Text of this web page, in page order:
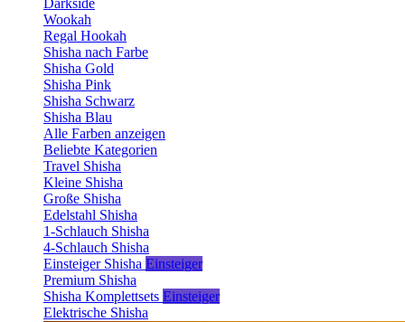
Darkside
Wookah
Regal Hookah
Shisha nach Farbe
Shisha Gold
Shisha Pink
Shisha Schwarz
Shisha Blau
Alle Farben anzeigen
Beliebte Kategorien
Travel Shisha
Kleine Shisha
Große Shisha
Edelstahl Shisha
1-Schlauch Shisha
4-Schlauch Shisha
Einsteiger Shisha Einsteiger
Premium Shisha
Shisha Komplettsets Einsteiger
Elektrische Shisha